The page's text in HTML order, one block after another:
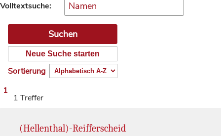
Volltextsuche:
Neue Suche starten
Sortierung
1
1 Treffer
(Hellenthal)-Reifferscheid